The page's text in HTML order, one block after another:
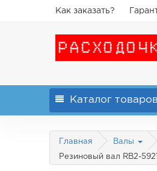
Как заказать?
Каталог товаров
Главная Валы
Резиновый вал RB2-